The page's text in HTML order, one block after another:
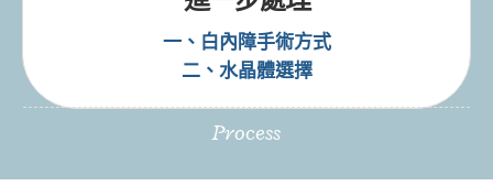
藥水來減緩它惡化的速度。
需戴帽子、太陽眼鏡，